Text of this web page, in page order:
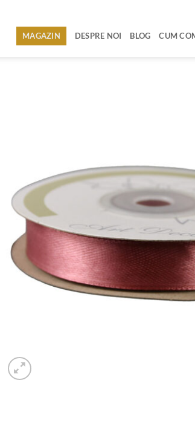
MAGAZIN DESPRE NOI BLOG CUM